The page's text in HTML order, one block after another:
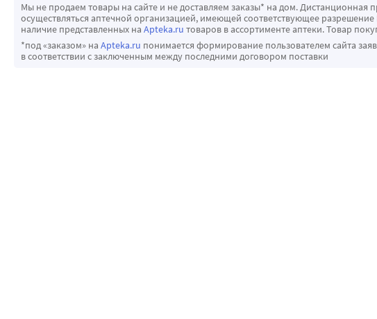
Мы не продаем товары на сайте и не доставляем заказы* на дом. Дистанционная
осуществляться аптечной организацией, имеющей соответствующее
наличие представленных на Apteka.ru товаров в ассортименте аптеки. Товар
*под «заказом» на Apteka.ru понимается формирование пользователем сайта
в соответствии с заключенным между последними договором поставки